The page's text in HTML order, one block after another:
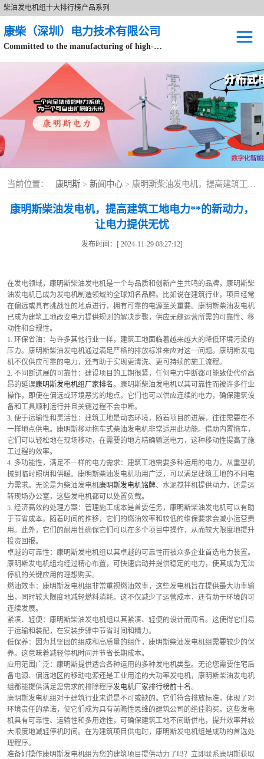
柴油发电机组十大排行榜产品系列
康柴（深圳）电力技术有限公司
Committed to the manufacturing of high-end brand diesel generator sets.
当前位置： 康明斯 > 新闻中心 > 康明斯柴油发电机，提高建筑工地电力**的新动力，让电力提供无忧
康明斯柴油发电机，提高建筑工地电力**的新动力，
让电力提供无忧
发布时间：[ 2024-11-29 08:27:12]
在发电领域，康明斯柴油发电机是一个与品质和创新产生共鸣的品牌，康明斯柴
油发电机已成为发电机制造领域的全球知名品牌。比如说在建筑行业，项目经常
在偏远或具有挑战性的地点进行，拥有可靠的电源至关重要。康明斯柴油发电机
已成为建筑工地改变电力提供规则的解决步骤，供应无缝运营所需的可靠性、移
动性和合规性。
1. 环保省油：与许多其他行业一样，建筑工地面临着越来越大的降低环境污染的
压力。康明斯柴油发电机通过满足严格的排放标准来应对这一问题。康明斯发电
机不仅供应可靠的电力，还有助于实现更清洗、更可持续的施工流程。
2. 不间断进展的可靠性：建设项目的工期很紧，任何电力中断都可能致使代价高
昂的延误康明斯发电机组厂家排名。康明斯柴油发电机以其可靠性而被许多行业
操作，即使在偏远或环境恶劣的地点，它们也可以供应连续的电力，确保建筑设
备和工具顺利运行并且关键过程不会中断。
3. 便于运输性和灵活性：建筑工地是动态环境，随着项目的进展，往往需要在不
一样地点供电。康明斯移动拖车式柴油发电机非常适用此功能。借助内置拖车，
它们可以轻松地在现场移动，在需要的地方精确输送电力，这种移动性提高了施
工过程的效率。
4. 多功能性，满足不一样的电力需求：建筑工地需要多种运用的电力，从重型机
械到临时照明和供暖。康明斯柴油发电机功用广泛，可以满足建筑工地的不同电
力需求。无论是为柴油发电机康明斯发电机铭牌、水泥搅拌机提供动力，还是运
转现场办公室，这些发电机都可以处置负载。
5. 经济高效的处理方案：管理施工成本是首要任务，康明斯柴油发电机可以有助
于节省成本。随着时间的推移，它们的燃油效率和较低的维保要求会减小运营费
用。此外，它们的耐用性确保它们可以在多个项目中操作，从而较大限度地提升
投资回报。
卓越的可靠性：康明斯发电机组以其卓越的可靠性而被众多企业首选电力装置。
康明斯发电机组均经过精心布置，可快速启动并提供稳定的电力，使其成为无法
停机的关键应用的理想购买。
燃油效率：康明斯发电机组非常重视燃油效率，这些发电机旨在提供最大功率输
出，同时较大限度地减轻燃料消耗。这不仅减少了运营成本，还有助于环境的可
连续发展。
紧凑、轻便：康明斯柴油发电机组以其紧凑、轻便的设计而闻名。这使得它们易
于运输和装配，在安装步骤中节省时间和精力。
低保养：因为其坚固的组成和高质量的组件，康明斯柴油发电机组需要较少的保
养。这意味着减轻停机时间并节省长期成本。
应用范围广泛：康明斯提供适合各种运用的多种发电机类型。无论您需要住宅后
备电源、偏远地区的移动电源还是工业用途的大功率发电机，康明斯柴油发电机
组都能提供满足您需求的排除程序发电机厂家排行榜前十名。
康明斯发电机组对于建筑行业来说是不可或缺的。它们符合排放标准，体现了对
环境责任的承诺，使它们成为具有前瞻性思维的建筑公司的绝佳购买。这些发电
机具有可靠性、运输性和多用途性，可确保建筑工地不间断供电，提升效率并较
大限度地减轻停机时间。在为建筑项目供电时，康明斯发电机组是成功的首选处
理程序。
准备好操作康明斯发电机组为您的建筑项目提供动力了吗？立即联系康明斯获取
静音型
移动电站
康明斯配件